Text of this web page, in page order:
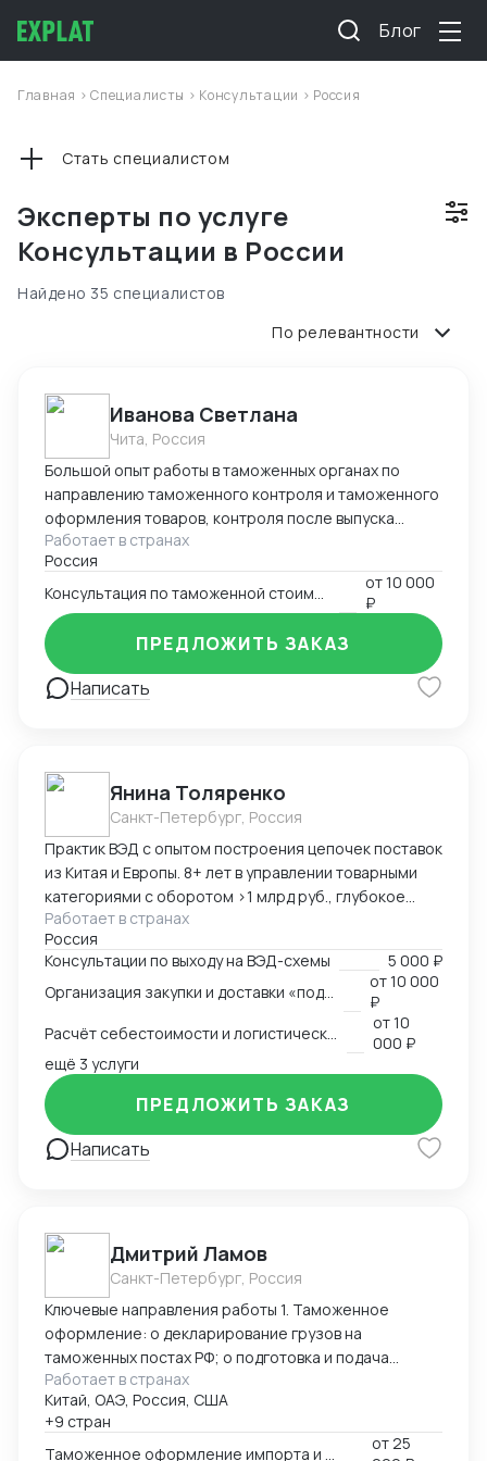
Блог
Главная >Специалисты > Консультации > Россия
Эксперты по услуге
Консультации в России
Стать специалистом
Найдено 35 специалистов
По релевантности
Иванова Светлана
Чита, Россия
Большой опыт работы в таможенных органах по
направлению таможенного контроля и таможенного
оформления товаров, контроля после выпуска
товаров, таможенной стоимости. Подготовка
документов для декларирования товаров, работа с
Таможенными представителями. Большой опыт по
доказыванию заявленной таможенной стоимости.
Работает в странах
Россия
от10 000
₽
Написать
ПРЕДЛОЖИТЬ ЗАКАЗ
Янина Толяренко
Санкт-Петербург, Россия
Практик ВЭД с опытом построения цепочек поставок
из Китая и Европы. 8+ лет в управлении товарными
категориями с оборотом >1 млрд руб., глубокое
понимание коммерческой стороны закупок.
Ключевые компетенции: — Организация полного
цикла ВЭД «под ключ»: от поиска поставщика до
доставки на склад клиента — Работа с китайскими
поставщиками: переговоры, контроль качества,
оплата — Таможенное оформление, подбор
сертификации, подготовка документов —
Международная логистика: поиск брокеров, расчёт
маршрутов, мониторинг цен — Расчёт
себестоимости и контроль маржинальности сделок
— Опыт поставок в условиях санкционных
удалённая работа, полная автономность
Работает в странах
Россия
Консультации по выходу на ВЭД-схемы
5 000 ₽
от10 000
₽
от10
000 ₽
ещё 3 услуги
Написать
ПРЕДЛОЖИТЬ ЗАКАЗ
Дмитрий Ламов
Санкт-Петербург, Россия
Ключевые направления работы 1. Таможенное
оформление: o декларирование грузов на
таможенных постах РФ; o подготовка и подача
таможенной декларации; o расчёт и оптимизация
таможенных платежей; o сопровождение при
досмотрах и проверках; o работа с разрешительной
документацией (сертификаты, СГР и др.). 2.
Работает в странах
Китай, ОАЭ, Россия, США
+9 стран
от25